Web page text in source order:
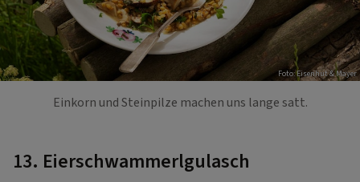
Foto: Eisenhut & Mayer
Einkorn und Steinpilze machen uns lange satt.
13. Eierschwammerlgulasch